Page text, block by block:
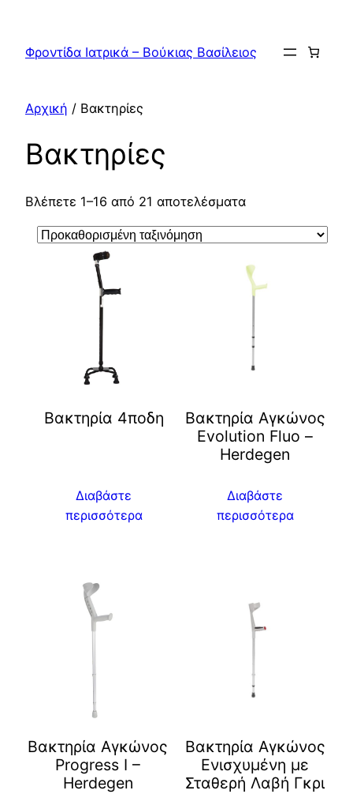
περιεχόμενο
Φροντίδα Ιατρικά – Βούκιας Βασίλειος
Αρχική / Βακτηρίες
Βακτηρίες
Βλέπετε 1–16 από 21 αποτελέσματα
Βακτηρία 4ποδη
Διαβάστε
περισσότερα
Βακτηρία Αγκώνος
Evolution Fluo –
Herdegen
Διαβάστε
περισσότερα
Βακτηρία Αγκώνος
Progress I –
Herdegen
Βακτηρία Αγκώνος
Ενισχυμένη με
Σταθερή Λαβή Γκρι